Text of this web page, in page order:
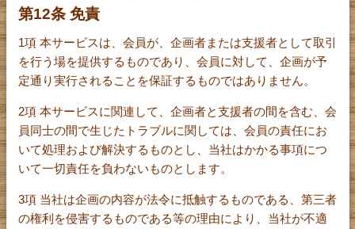
第12条 免責
1項 本サービスは、会員が、企画者または支援者として取引
を行う場を提供するものであり、会員に対して、企画が予
定通り実行されることを保証するものではありません。
2項 本サービスに関連して、企画者と支援者の間を含む、会
員同士の間で生じたトラブルに関しては、会員の責任にお
いて処理および解決するものとし、当社はかかる事項につ
いて一切責任を負わないものとします。
3項 当社は企画の内容が法令に抵触するものである、第三者
の権利を侵害するものである等の理由により、当社が不適